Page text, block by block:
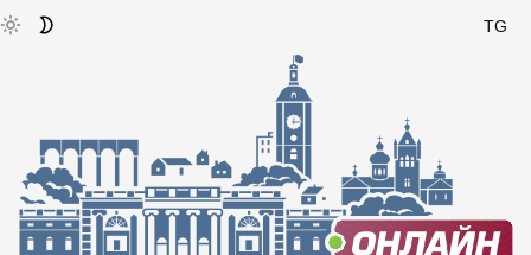
TG